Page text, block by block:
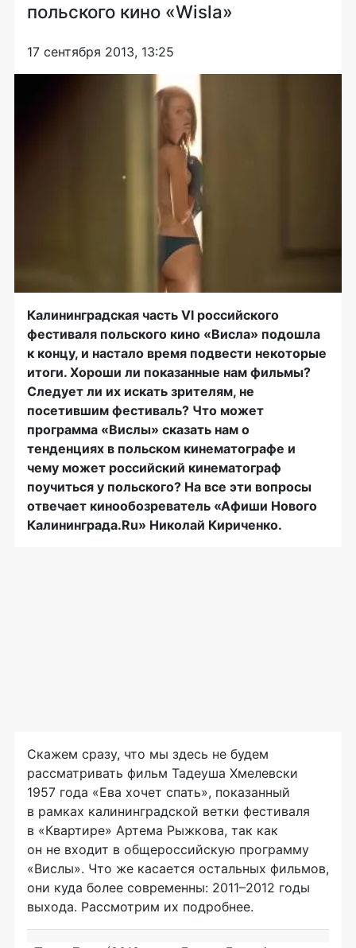
польского кино «Wisla»
17 сентября 2013, 13:25
Калининградская часть VI российского
фестиваля польского кино «Висла» подошла
к концу, и настало время подвести некоторые
итоги. Хороши ли показанные нам фильмы?
Следует ли их искать зрителям, не
посетившим фестиваль? Что может
программа «Вислы» сказать нам о
тенденциях в польском кинематографе и
чему может российский кинематограф
поучиться у польского? На все эти вопросы
отвечает кинообозреватель «Афиши Нового
Калининграда.Ru» Николай Кириченко.
Скажем сразу, что мы здесь не будем
рассматривать фильм Тадеуша Хмелевски
1957 года «Ева хочет спать», показанный
в рамках калининградской ветки фестиваля
в «Квартире» Артема Рыжкова, так как
он не входит в общероссийскую программу
«Вислы». Что же касается остальных фильмов,
они куда более современны: 2011–2012 годы
выхода. Рассмотрим их подробнее.